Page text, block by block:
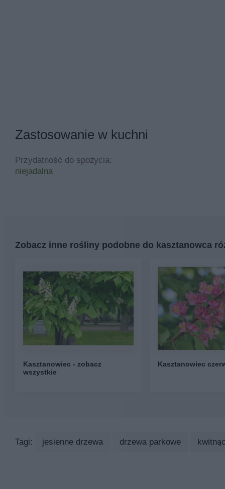
Zastosowanie w kuchni
Przydatność do spożycia:
niejadalna
Zobacz inne rośliny podobne do kasztanowca
Kasztanowiec - zobacz
wszystkie
Kasztanowiec
Tagi: jesienne drzewa drzewa parkowe